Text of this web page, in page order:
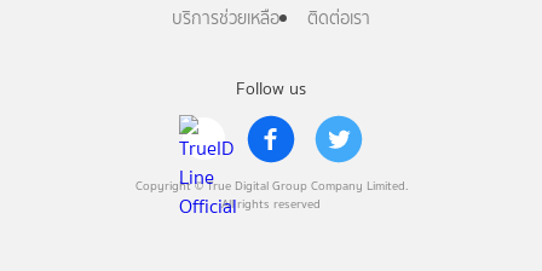
Follow us
Copyright © True Digital Group Company Limited.
All rights reserved
บริการช่วยเหลือ
ติดต่อเรา